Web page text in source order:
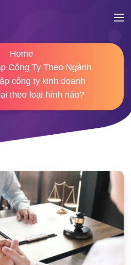
Home
Công Ty Theo Ngành
công ty kinh doanh
theo loại hình nào?